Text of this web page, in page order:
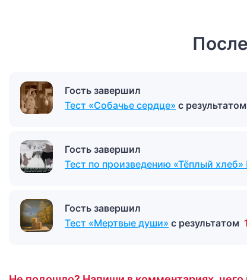
Гость завершил
Тест «Собачье сердце» с результатом
Гость завершил
Тест по произведению «Тёплый хлеб»
Гость завершил
Тест «Мертвые души» с результатом